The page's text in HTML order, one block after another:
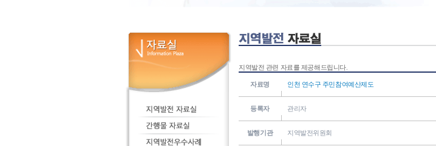
지역발전 관련 자료를 제공해드립니다.
자료명 인천 연수구 주민참여예산제도
등록자 관리자
발행기관 지역발전위원회